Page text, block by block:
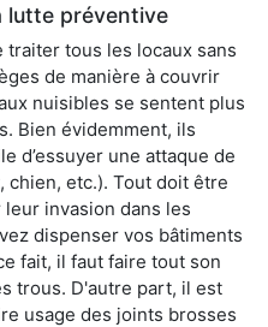
lutte préventive
traiter tous les locaux sans
de manière à couvrir
nuisibles se sentent plus
Bien évidemment, ils
d’essuyer une attaque de
chien, etc.). Tout doit être
invasion dans les
dispenser vos bâtiments
fait, il faut faire tout son
trous. D'autre part, il est
usage des joints brosses